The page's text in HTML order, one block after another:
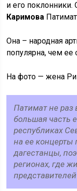
и его
Каримова
Она – народная
популярна, чем ее
На фото — жена
Патимат не раз
большая часть
республиках
на ее концерты
дагестанцы,
регионах, где